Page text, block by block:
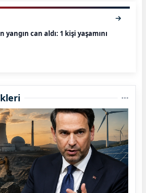
yangın can aldı: 1 kişi yaşamını